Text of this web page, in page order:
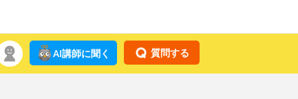
質問する
AI講師に聞く